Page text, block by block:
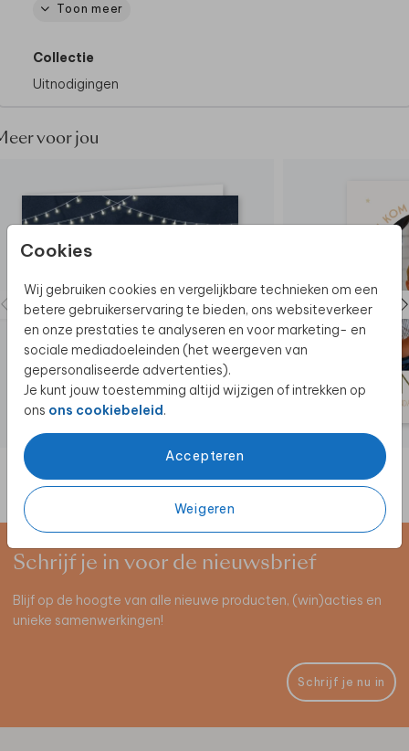
Cookies
Wij gebruiken cookies en vergelijkbare technieken om een
betere gebruikerservaring te bieden, ons websiteverkeer
en onze prestaties te analyseren en voor marketing- en
sociale mediadoeleinden (het weergeven van
gepersonaliseerde advertenties).
Je kunt jouw toestemming altijd wijzigen of intrekken op
ons ons cookiebeleid.
Accepteren
Weigeren
kaartje.
Toon meer
Collectie
Uitnodigingen
voor jou
Schrijf je in voor de nieuwsbrief
Blijf op de hoogte van alle nieuwe producten, (win)acties en
unieke samenwerkingen!
Schrijf je nu in